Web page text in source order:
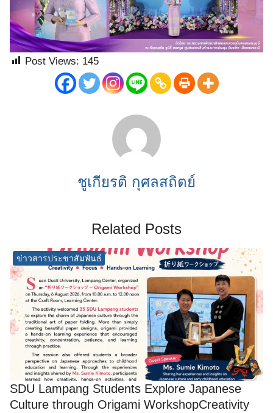
Post Views: 145
ชูเกียรติ กุศลสถิตย์
Related Posts
ข่าวสารประชาสัมพันธ์
SDU Lampang Students Explore Japanese
Culture through Origami WorkshopCreativity